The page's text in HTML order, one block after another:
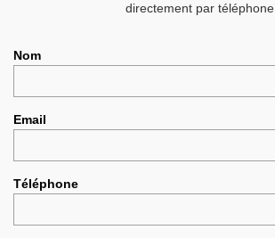
directement par téléphone
Nom
Email
Téléphone